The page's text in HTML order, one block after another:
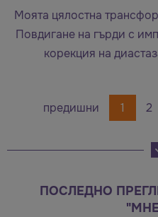
Моята цялостна
Повдигане на гърди с
корекция на
предишни 1 2
ПОСЛЕДНО